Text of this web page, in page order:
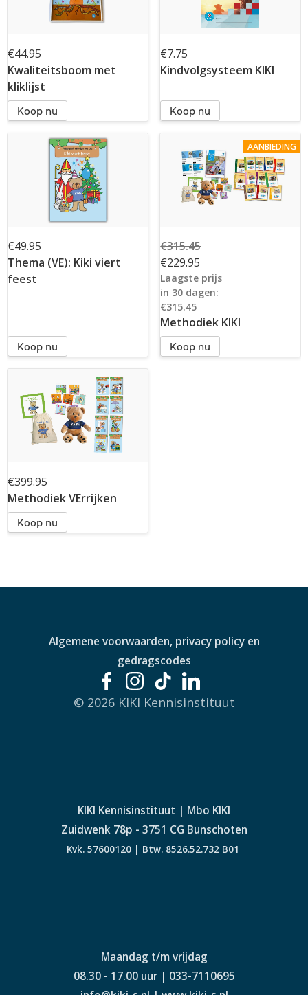
€44.95
Kwaliteitsboom met
kliklijst
Koop nu
€7.75
Kindvolgsysteem KIKI
Koop nu
€49.95
Thema (VE): Kiki viert
feest
Koop nu
AANBIEDING
€315.45
€229.95
Laagste prijs
in 30 dagen:
€315.45
Methodiek KIKI
Koop nu
€399.95
Methodiek VErrijken
Koop nu
Algemene voorwaarden, privacy policy en
gedragscodes
© 2026 KIKI Kennisinstituut
KIKI Kennisinstituut | Mbo KIKI
Zuidwenk 78p - 3751 CG Bunschoten
Kvk. 57600120 | Btw. 8526.52.732 B01
Maandag t/m vrijdag
08.30 - 17.00 uur | 033-7110695